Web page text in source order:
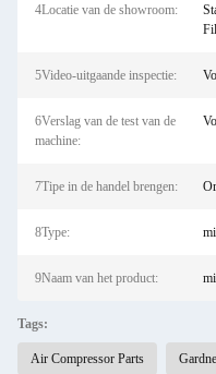
4Locatie van de showroom:
5Video-uitgaande inspectie:
6Verslag van de test van de
machine:
7Tipe in de handel brengen:
8Type:
9Naam van het product:
Tags:
Air Compressor Parts